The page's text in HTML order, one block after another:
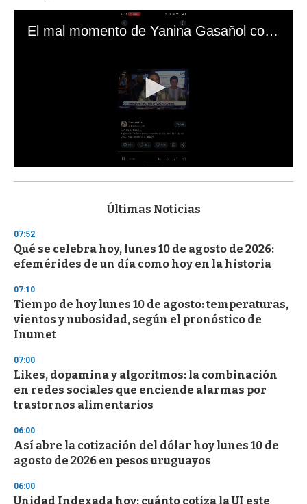
El mal momento de Yanina Gasañol con un hincha argentino en "Subrayado"
s
d
s
o
f
3
s
c
o
d
s
Últimas Noticias
07:52
Qué se celebra hoy, lunes 10 de agosto de 2026:
efemérides de un día como hoy en la historia
07:10
Tiempo de hoy lunes 10 de agosto: temperaturas,
vientos y nubosidad, según el pronóstico de
Inumet
07:00
Likes, dopamina y algoritmos: la combinación
en redes sociales que enciende alarmas por
trastornos alimentarios
06:00
Así abre la cotización del dólar hoy lunes 10 de
agosto de 2026 en pesos uruguayos
06:00
Unidad Indexada hoy: cuánto cotiza la UI este